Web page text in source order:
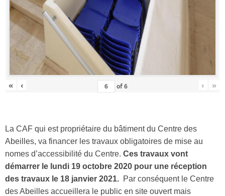
« ‹ of6 › »
La CAF qui est propriétaire du bâtiment du Centre des
Abeilles, va financer les travaux obligatoires de mise au
nomes d’accessibilité du Centre. Ces travaux vont
démarrer le lundi 19 octobre 2020 pour une réception
des travaux le 18 janvier 2021. Par conséquent le Centre
des Abeilles accueillera le public en site ouvert mais